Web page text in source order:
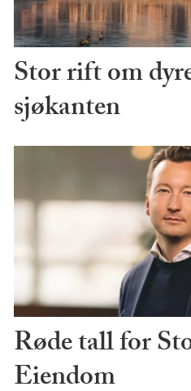
Stor rift om
sjøkanten
Røde tall for
Eiendom